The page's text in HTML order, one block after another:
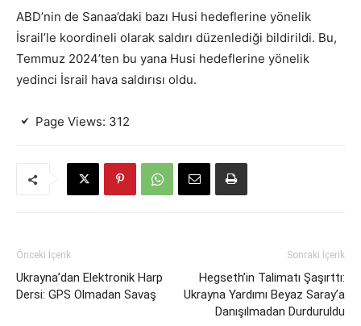
ABD’nin de Sanaa’daki bazı Husi hedeflerine yönelik
İsrail’le koordineli olarak saldırı düzenlediği bildirildi. Bu,
Temmuz 2024’ten bu yana Husi hedeflerine yönelik
yedinci İsrail hava saldırısı oldu.
Page Views: 312
Önceki İçerik
Ukrayna’dan Elektronik Harp
Dersi: GPS Olmadan Savaş
Sonraki İçerik
Hegseth’in Talimatı Şaşırttı:
Ukrayna Yardımı Beyaz Saray’a
Danışılmadan Durduruldu